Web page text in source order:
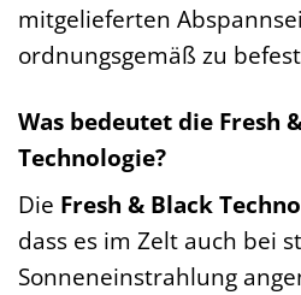
mitgelieferten
ordnungsgemäß zu
Was bedeutet die Fresh
Technologie?
Die Fresh & Black
dass es im Zelt auch bei
Sonneneinstrahlung